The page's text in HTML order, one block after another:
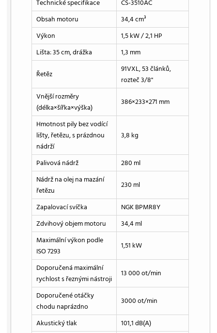
Technické specifikace
CS-3510AC
Obsah motoru
34,4 cm³
Výkon
1,5 kW / 2,1 HP
Lišta: 35 cm, drážka
1,3 mm
Řetěz
91VXL, 53 článků,
rozteč 3/8"
Vnější rozměry
(délka×šířka×výška)
386×233×271 mm
Hmotnost pily bez vodící
lišty, řetězu, s prázdnou
nádrží
3,8 kg
Palivová nádrž
280 ml
Nádrž na olej na mazání
řetězu
230 ml
Zapalovací svíčka
NGK BPMR8Y
Zdvihový objem motoru
34,4 ml
Maximální výkon podle
ISO 7293
1,51 kW
Doporučená maximální
rychlost s řeznými nástroji
13 000 ot/min
Doporučené otáčky
chodu naprázdno
3000 ot/min
Akustický tlak
101,1 dB(A)